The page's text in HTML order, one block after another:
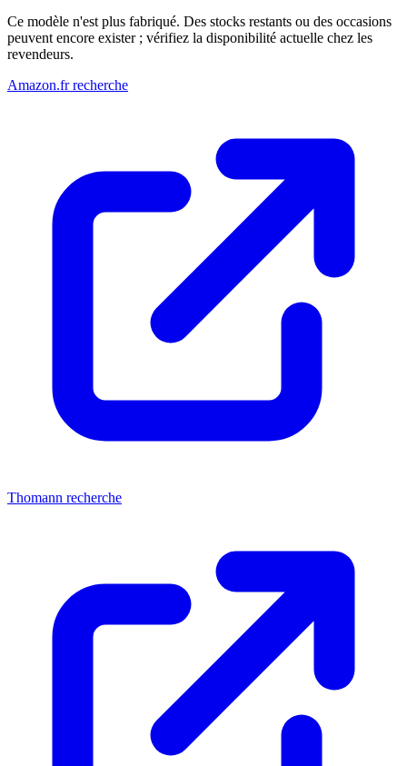
Ce modèle n'est plus fabriqué. Des stocks restants ou des occasions
peuvent encore exister ; vérifiez la disponibilité actuelle chez les
revendeurs.
Amazon.fr recherche
Thomann recherche